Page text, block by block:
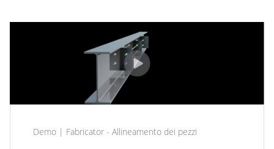
Demo | Fabricator - Allineamento dei pezzi